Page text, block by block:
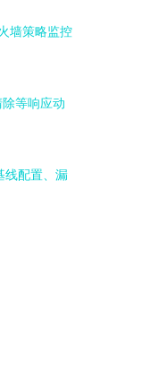
墙策略监控
等响应动
线配置、漏